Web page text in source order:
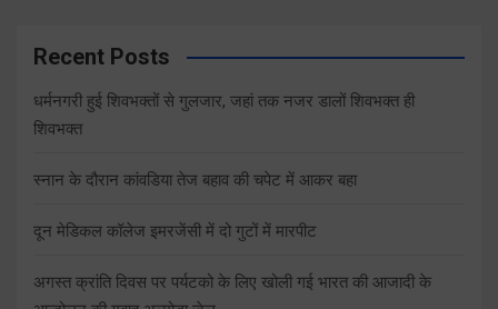
Recent Posts
धर्मनगरी हुई शिवभक्तों से गुलजार, जहां तक नजर डालों शिवभक्त ही
शिवभक्त
स्नान के दौरान कांवडिया तेज बहाव की चपेट में आकर बहा
दून मेडिकल कॉलेज इमरजेंसी में दो गुटों में मारपीट
अगस्त क्रांति दिवस पर पर्यटको के लिए खोली गई भारत की आजादी के